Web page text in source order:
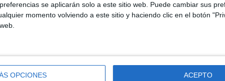
se aplicarán solo a este sitio web. Puede cambiar sus
momento volviendo a este sitio y haciendo clic en el botón
OPCIONES ACEPTO